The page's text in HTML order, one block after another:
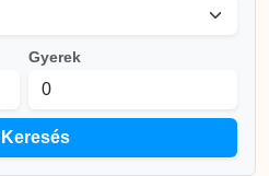
Gyerek
Keresés